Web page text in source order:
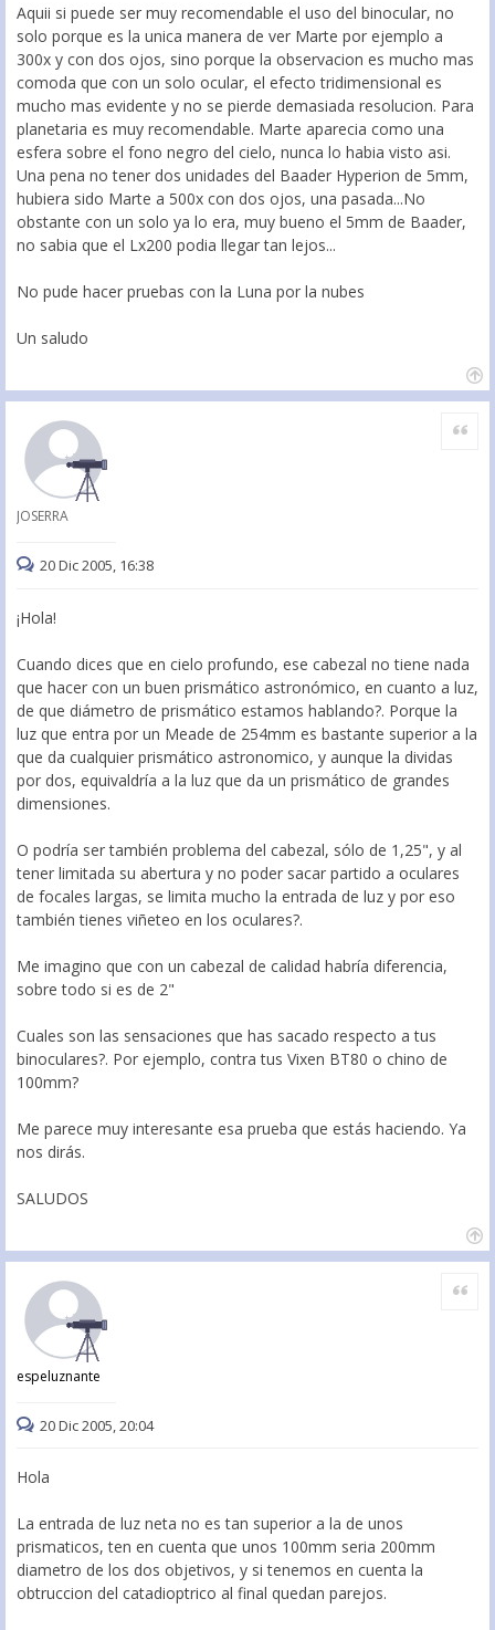
Aquii si puede ser muy recomendable el uso del binocular, no
solo porque es la unica manera de ver Marte por ejemplo a
300x y con dos ojos, sino porque la observacion es mucho mas
comoda que con un solo ocular, el efecto tridimensional es
mucho mas evidente y no se pierde demasiada resolucion. Para
planetaria es muy recomendable. Marte aparecia como una
esfera sobre el fono negro del cielo, nunca lo habia visto asi.
Una pena no tener dos unidades del Baader Hyperion de 5mm,
hubiera sido Marte a 500x con dos ojos, una pasada...No
obstante con un solo ya lo era, muy bueno el 5mm de Baader,
no sabia que el Lx200 podia llegar tan lejos...
No pude hacer pruebas con la Luna por la nubes
Un saludo
JOSERRA
Citar
20 Dic 2005, 16:38
¡Hola!
Cuando dices que en cielo profundo, ese cabezal no tiene nada
que hacer con un buen prismático astronómico, en cuanto a luz,
de que diámetro de prismático estamos hablando?. Porque la
luz que entra por un Meade de 254mm es bastante superior a la
que da cualquier prismático astronomico, y aunque la dividas
por dos, equivaldría a la luz que da un prismático de grandes
dimensiones.
O podría ser también problema del cabezal, sólo de 1,25", y al
tener limitada su abertura y no poder sacar partido a oculares
de focales largas, se limita mucho la entrada de luz y por eso
también tienes viñeteo en los oculares?.
Me imagino que con un cabezal de calidad habría diferencia,
sobre todo si es de 2"
Cuales son las sensaciones que has sacado respecto a tus
binoculares?. Por ejemplo, contra tus Vixen BT80 o chino de
100mm?
Me parece muy interesante esa prueba que estás haciendo. Ya
nos dirás.
SALUDOS
espeluznante
Citar
20 Dic 2005, 20:04
Hola
La entrada de luz neta no es tan superior a la de unos
prismaticos, ten en cuenta que unos 100mm seria 200mm
diametro de los dos objetivos, y si tenemos en cuenta la
obtruccion del catadioptrico al final quedan parejos.